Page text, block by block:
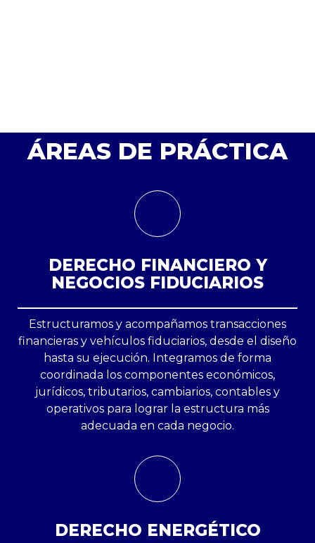
ÁREAS DE PRÁCTICA
DERECHO FINANCIERO Y
NEGOCIOS FIDUCIARIOS
Estructuramos y acompañamos transacciones
financieras y vehículos fiduciarios, desde el diseño
hasta su ejecución. Integramos de forma
coordinada los componentes económicos,
jurídicos, tributarios, cambiarios, contables y
operativos para lograr la estructura más
adecuada en cada negocio.
DERECHO ENERGÉTICO